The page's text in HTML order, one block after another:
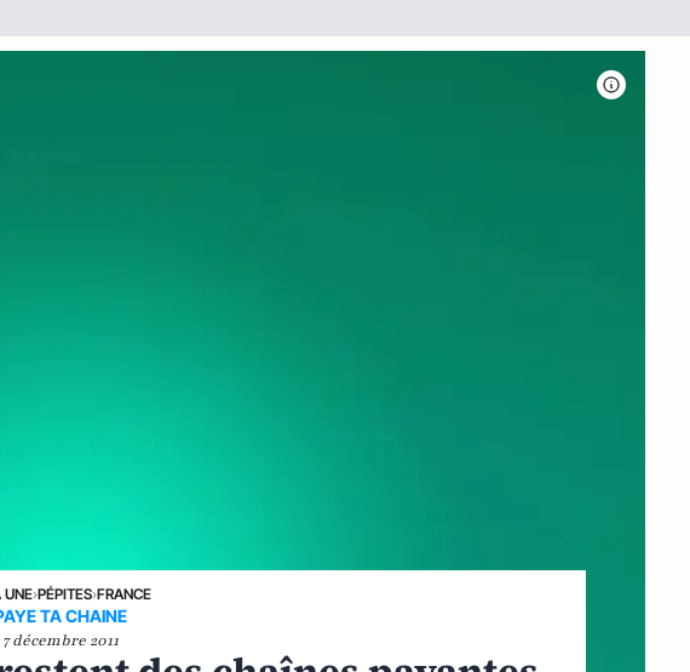
UNE›PÉPITES›FRANCE
TA CHAINE
7 décembre 2011